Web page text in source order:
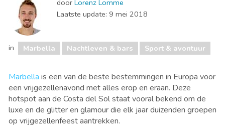
door Lorenz Lomme
Laatste update: 9 mei 2018
in Marbella Nachtleven & bars Sport & avontuur
Marbella is een van de beste bestemmingen in Europa voor
een vrijgezellenavond met alles erop en eraan. Deze
hotspot aan de Costa del Sol staat vooral bekend om de
luxe en de glitter en glamour die elk jaar duizenden groepen
op vrijgezellenfeest aantrekken.